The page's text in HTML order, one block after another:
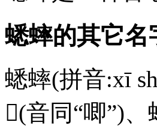
蟋蟀的其它名
蟋蟀(拼音:xī
𧉍(音同“唧”)